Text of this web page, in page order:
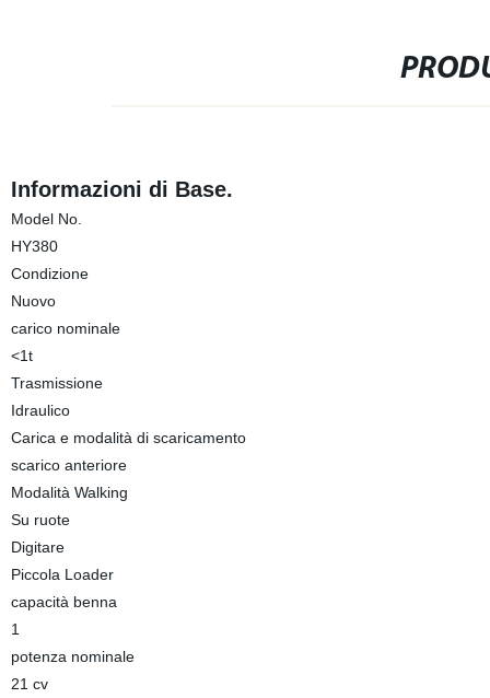
Informazioni di Base.
Model No.
HY380
Condizione
Nuovo
carico nominale
<1t
Trasmissione
Idraulico
Carica e modalità di scaricamento
scarico anteriore
Modalità Walking
Su ruote
Digitare
Piccola Loader
capacità benna
1
potenza nominale
21 cv